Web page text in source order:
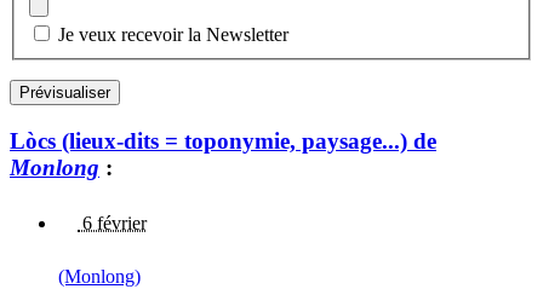
Je veux recevoir la Newsletter
Lòcs (lieux-dits = toponymie, paysage...) de
Monlong :
6 février
(Monlong)